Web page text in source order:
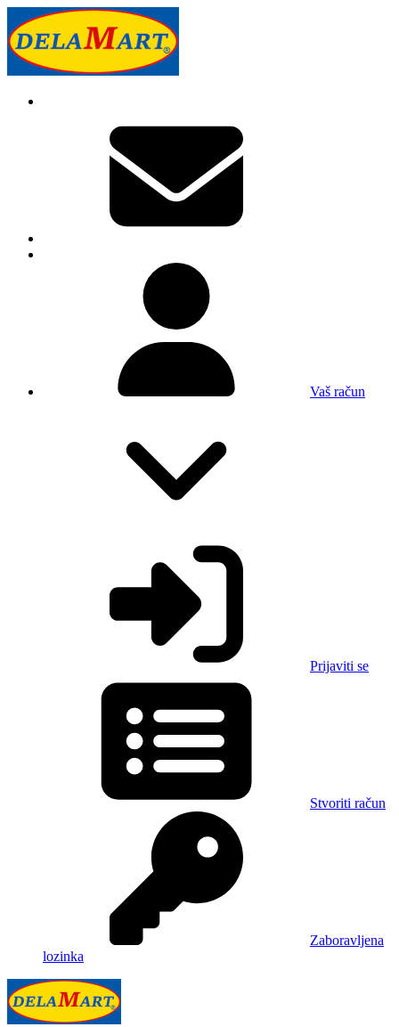
Vaš račun
Prijaviti se
Stvoriti račun
Zaboravljena
lozinka